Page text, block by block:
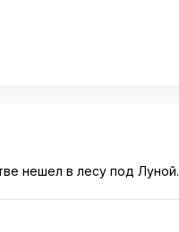
нешел в лесу под Луной.